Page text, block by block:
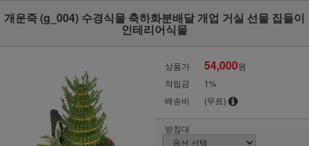
개운죽 (g_004) 수경식물 축하화분배달 개업 거실 선물 집들이
인테리어식물
상품가 54,000원
적립금
1%
배송비
(무료)
받침대